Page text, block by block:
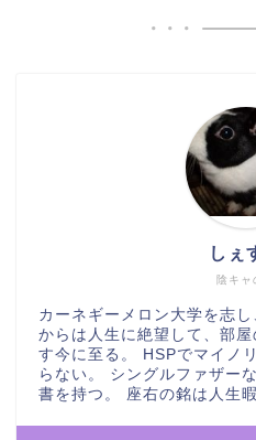
陰キャ
しぇ
カーネギーメロン大学を志
からは人生に絶望して、部
す今に至る。 HSPでマイノ
らない。 シングルファザー
書を持つ。 座右の銘は人生暇